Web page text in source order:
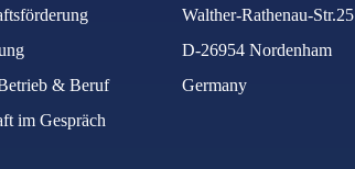
& Beruf
im Gespräch
Walther-Rathenau-Str.25
D-26954 Nordenham
Germany